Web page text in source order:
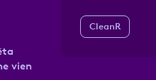
vien
CleanR